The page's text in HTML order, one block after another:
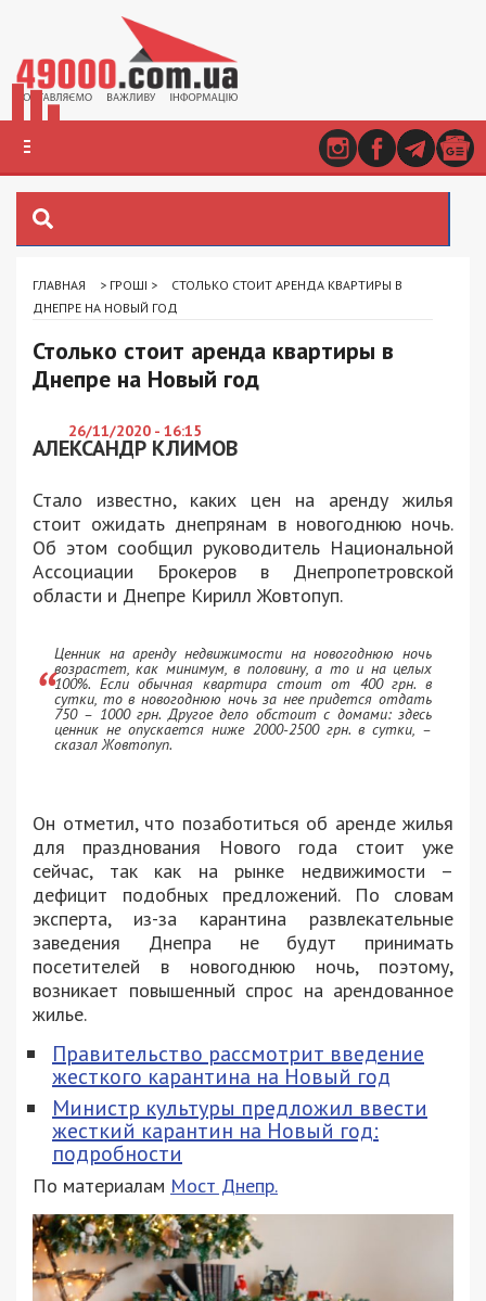
ГЛАВНАЯ > ГРОШІ >
СТОЛЬКО СТОИТ АРЕНДА КВАРТИРЫ В
ДНЕПРЕ НА НОВЫЙ ГОД
Столько стоит аренда квартиры в
Днепре на Новый год
26/11/2020 - 16:15
АЛЕКСАНДР КЛИМОВ
Стало известно, каких цен на аренду жилья
стоит ожидать днепрянам в новогоднюю ночь.
Об этом сообщил руководитель Национальной
Ассоциации Брокеров в Днепропетровской
области и Днепре Кирилл Жовтопуп.
Ценник на аренду недвижимости на новогоднюю ночь
возрастет, как минимум, в половину, а то и на целых
100%. Если обычная квартира стоит от 400 грн. в
сутки, то в новогоднюю ночь за нее придется отдать
750 – 1000 грн. Другое дело обстоит с домами: здесь
ценник не опускается ниже 2000-2500 грн. в сутки, –
сказал Жовтопуп.
Он отметил, что позаботиться об аренде жилья
для празднования Нового года стоит уже
сейчас, так как на рынке недвижимости –
дефицит подобных предложений. По словам
эксперта, из-за карантина развлекательные
заведения Днепра не будут принимать
посетителей в новогоднюю ночь, поэтому,
возникает повышенный спрос на арендованное
жилье.
Правительство рассмотрит введение
жесткого карантина на Новый год
Министр культуры предложил ввести
жесткий карантин на Новый год:
подробности
По материалам Мост Днепр.